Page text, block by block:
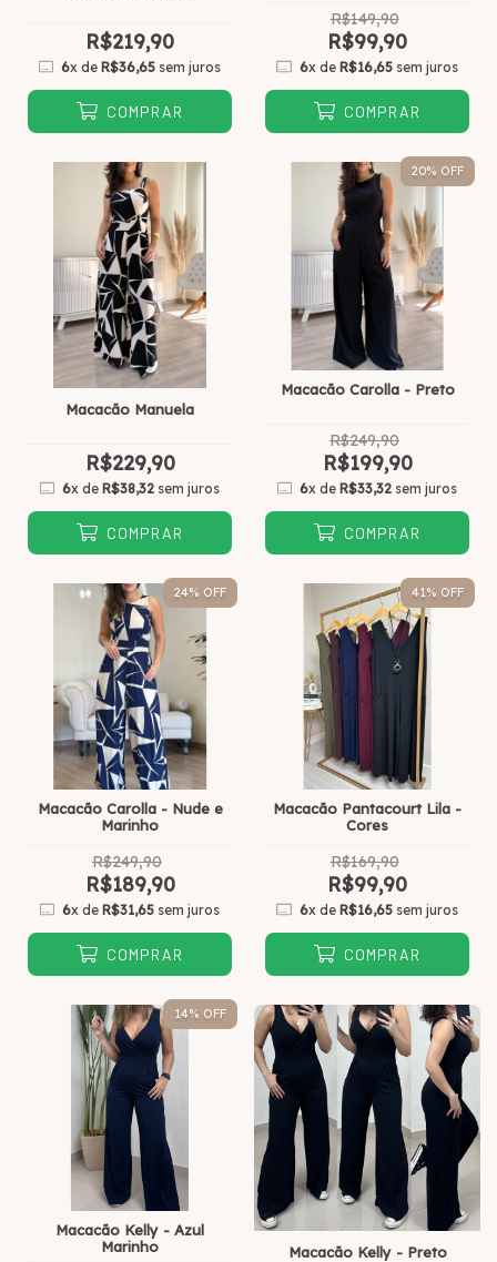
R$219,90
6x de R$36,65 sem juros
COMPRAR
R$149,90
R$99,90
6x de R$16,65sem juros
COMPRAR
Macacão Manuela
R$229,90
6x de R$38,32 sem juros
COMPRAR
20% OFF
Macacão Carolla - Preto
R$249,90
R$199,90
6x de R$33,32 sem juros
COMPRAR
24% OFF
Macacão Carolla - Nude e
Marinho
R$249,90
R$189,90
6x de R$31,65 sem juros
COMPRAR
41% OFF
Macacão Pantacourt Lila -
Cores
R$169,90
R$99,90
6x de R$16,65sem juros
COMPRAR
14% OFF
Macacão Kelly - Azul
Marinho
Macacão Kelly - Preto